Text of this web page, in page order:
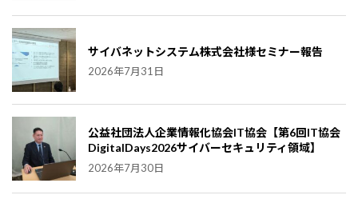
サイバネットシステム株式会社様セミナー報告
2026年7月31日
公益社団法人企業情報化協会IT協会【第6回IT協会
DigitalDays2026サイバーセキュリティ領域】
2026年7月30日